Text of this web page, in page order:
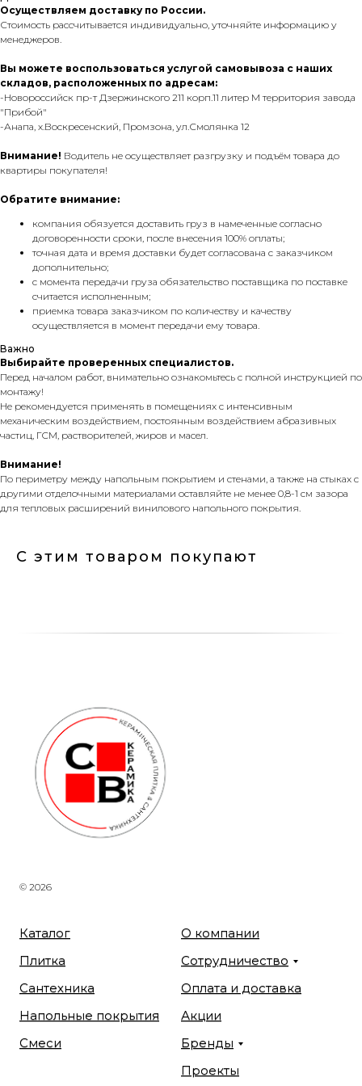
Осуществляем доставку по России.
Стоимость рассчитывается индивидуально, уточняйте информацию у
менеджеров.
Вы можете воспользоваться услугой самовывоза с наших
складов, расположенных по адресам:
-Новороссийск пр-т Дзержинского 211 корп.11 литер М территория завода
"Прибой"
-Анапа, х.Воскресенский, Промзона, ул.Смолянка 12
Внимание! Водитель не осуществляет разгрузку и подъём товара до
квартиры покупателя!
Обратите внимание:
компания обязуется доставить груз в намеченные согласно
договоренности сроки, после внесения 100% оплаты;
точная дата и время доставки будет согласована с заказчиком
дополнительно;
с момента передачи груза обязательство поставщика по поставке
считается исполненным;
приемка товара заказчиком по количеству и качеству
осуществляется в момент передачи ему товара.
Важно
Выбирайте проверенных специалистов.
Перед началом работ, внимательно ознакомьтесь с полной инструкцией по
монтажу!
Не рекомендуется применять в помещениях с интенсивным
механическим воздействием, постоянным воздействием абразивных
частиц, ГСМ, растворителей, жиров и масел.
Внимание!
По периметру между напольным покрытием и стенами, а также на стыках с
другими отделочными материалами оставляйте не менее 0,8-1 см зазора
для тепловых расширений винилового напольного покрытия.
С этим товаром покупают
© 2026
Каталог
Плитка
Сантехника
Напольные покрытия
Смеси
О компании
Сотрудничество
Оплата и доставка
Акции
Бренды
Проекты